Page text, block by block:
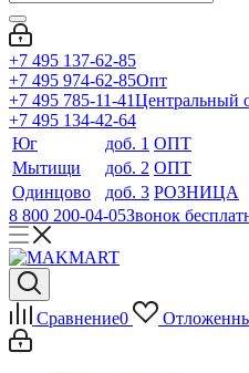
+7 495 137-62-85
+7 495 974-62-85Опт
+7 495 785-11-41Центральный
+7 495 134-42-64
Юг
доб. 1 ОПТ
Мытищи
доб. 2 ОПТ
Одинцово
доб. 3 РОЗНИЦА
8 800 200-04-05Звонок
Сравнение0